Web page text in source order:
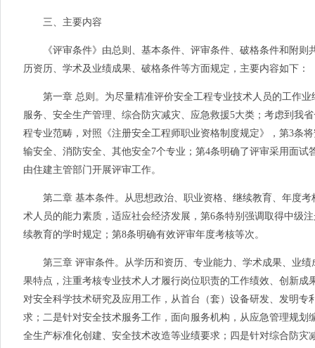
三、主要内容
《评审条件》由总则、基本条件、评审条件、破格条件和附则
历资历、学术及业绩成果、破格条件等方面规定，主要内容如下：
第一章 总则。为尽量精准评价安全工程专业技术人员的工作业
服务、安全生产管理、综合防灾减灾、应急救援5大类；考虑到我
程专业范畴，对照《注册安全工程师职业资格制度规定》，第3条
输安全、消防安全、其他安全7个专业；第4条明确了评审采用面
由住建主管部门开展评审工作。
第二章 基本条件。从思想政治、职业资格、继续教育、年度考
术人员的能力素质，适应社会经济发展，第6条特别强调取得中级
续教育的学时规定；第8条明确有效评审年度考核等次。
第三章 评审条件。从学历和资历、专业能力、学术成果、业绩
果特点，注重考核专业技术人才履行岗位职责的工作绩效、创新
对安全科学技术研究及应用工作，从首台（套）设备研发、发明
求；二是针对安全技术服务工作，面向服务机构，从应急管理规
全生产标准化创建、安全技术改造等业绩要求；四是针对综合防